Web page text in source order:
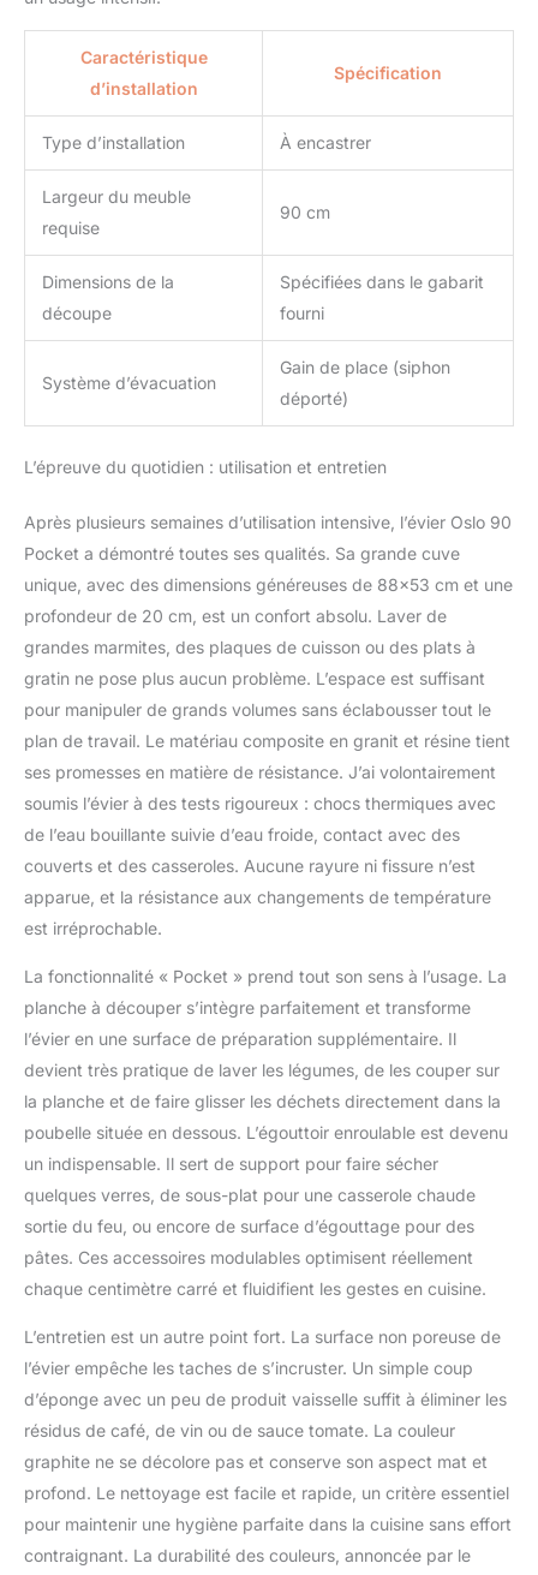
haute qualité et peu
vidange supplémentaire
d'une machine à laver ou
d'un lave-vaisselle),
Égouttoir enroulable.
Caractéristique
d’installation
Spécification
Type d’installation À encastrer
Largeur du meuble
requise
90 cm
Dimensions de la
découpe
Spécifiées dans le gabarit
fourni
Système d’évacuation
Gain de place (siphon
déporté)
L’épreuve du quotidien : utilisation et entretien
Après plusieurs semaines d’utilisation intensive, l’évier Oslo 90
Pocket a démontré toutes ses qualités. Sa grande cuve
unique, avec des dimensions généreuses de 88×53 cm et une
profondeur de 20 cm, est un confort absolu. Laver de
grandes marmites, des plaques de cuisson ou des plats à
gratin ne pose plus aucun problème. L’espace est suffisant
pour manipuler de grands volumes sans éclabousser tout le
plan de travail. Le matériau composite en granit et résine tient
ses promesses en matière de résistance. J’ai volontairement
soumis l’évier à des tests rigoureux : chocs thermiques avec
de l’eau bouillante suivie d’eau froide, contact avec des
couverts et des casseroles. Aucune rayure ni fissure n’est
apparue, et la résistance aux changements de température
est irréprochable.
La fonctionnalité « Pocket » prend tout son sens à l’usage. La
planche à découper s’intègre parfaitement et transforme
l’évier en une surface de préparation supplémentaire. Il
devient très pratique de laver les légumes, de les couper sur
la planche et de faire glisser les déchets directement dans la
poubelle située en dessous. L’égouttoir enroulable est devenu
un indispensable. Il sert de support pour faire sécher
quelques verres, de sous-plat pour une casserole chaude
sortie du feu, ou encore de surface d’égouttage pour des
pâtes. Ces accessoires modulables optimisent réellement
chaque centimètre carré et fluidifient les gestes en cuisine.
L’entretien est un autre point fort. La surface non poreuse de
l’évier empêche les taches de s’incruster. Un simple coup
d’éponge avec un peu de produit vaisselle suffit à éliminer les
résidus de café, de vin ou de sauce tomate. La couleur
graphite ne se décolore pas et conserve son aspect mat et
profond. Le nettoyage est facile et rapide, un critère essentiel
pour maintenir une hygiène parfaite dans la cuisine sans effort
contraignant. La durabilité des couleurs, annoncée par le